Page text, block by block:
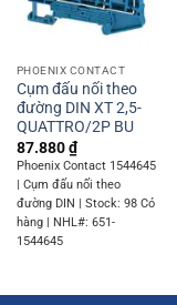
PHOENIX CONTACT
Cụm đấu nối theo
đường DIN XT 2,5-
QUATTRO/2P BU
87.880₫
Phoenix Contact 1544645
| Cụm đấu nối theo
đường DIN | Stock: 98 Có
hàng | NHL#: 651-
1544645